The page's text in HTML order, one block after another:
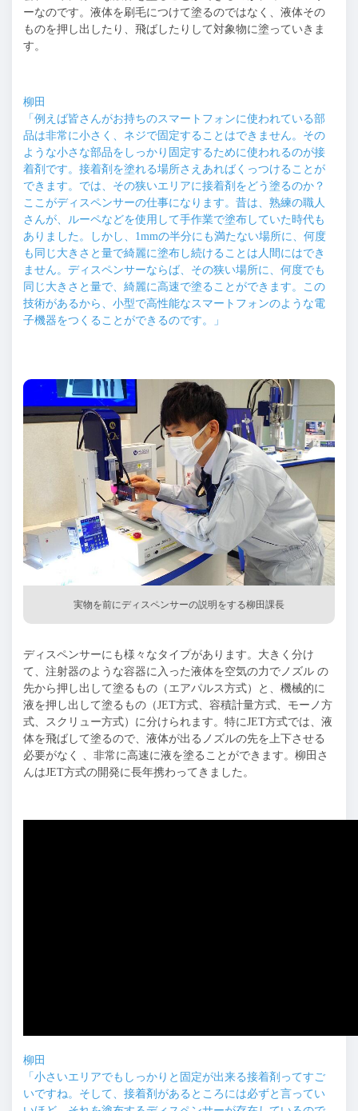
ーなのです。液体を刷毛につけて塗るのではなく、液体その
ものを押し出したり、飛ばしたりして対象物に塗っていきま
す。
柳田
「例えば皆さんがお持ちのスマートフォンに使われている部
品は非常に小さく、ネジで固定することはできません。その
ような小さな部品をしっかり固定するために使われるのが接
着剤です。接着剤を塗れる場所さえあればくっつけることが
できます。では、その狭いエリアに接着剤をどう塗るのか？
ここがディスペンサーの仕事になります。昔は、熟練の職人
さんが、ルーペなどを使用して手作業で塗布していた時代も
ありました。しかし、1mmの半分にも満たない場所に、何度
も同じ大きさと量で綺麗に塗布し続けることは人間にはでき
ません。ディスペンサーならば、その狭い場所に、何度でも
同じ大きさと量で、綺麗に高速で塗ることができます。この
技術があるから、小型で高性能なスマートフォンのような電
子機器をつくることができるのです。」
実物を前にディスペンサーの説明をする柳田課長
ディスペンサーにも様々なタイプがあります。大きく分け
て、注射器のような容器に入った液体を空気の力でノズル の
先から押し出して塗るもの（エアパルス方式）と、機械的に
液を押し出して塗るもの（JET方式、容積計量方式、モーノ方
式、スクリュー方式）に分けられます。特にJET方式では、液
体を飛ばして塗るので、液体が出るノズルの先を上下させる
必要がなく 、非常に高速に液を塗ることができます。柳田さ
んはJET方式の開発に長年携わってきました。
柳田
「小さいエリアでもしっかりと固定が出来る接着剤ってすご
いですね。そして、接着剤があるところには必ずと言ってい